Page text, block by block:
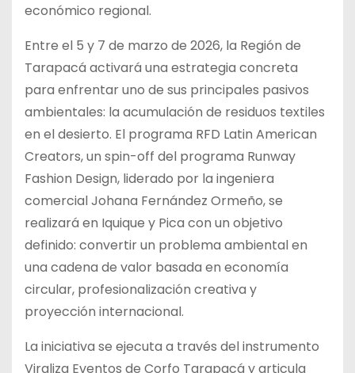
económico regional.
Entre el 5 y 7 de marzo de 2026, la Región de
Tarapacá activará una estrategia concreta
para enfrentar uno de sus principales pasivos
ambientales: la acumulación de residuos textiles
en el desierto. El programa RFD Latin American
Creators, un spin-off del programa Runway
Fashion Design, liderado por la ingeniera
comercial Johana Fernández Ormeño, se
realizará en Iquique y Pica con un objetivo
definido: convertir un problema ambiental en
una cadena de valor basada en economía
circular, profesionalización creativa y
proyección internacional.
La iniciativa se ejecuta a través del instrumento
Viraliza Eventos de Corfo Tarapacá y articula